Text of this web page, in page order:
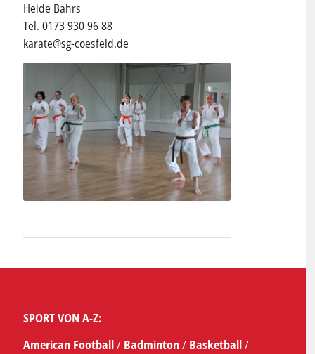
Heide Bahrs
Tel. 0173 930 96 88
karate@sg-coesfeld.de
SPORT VON A-Z:
American Football/ Badminton/ Basketball/